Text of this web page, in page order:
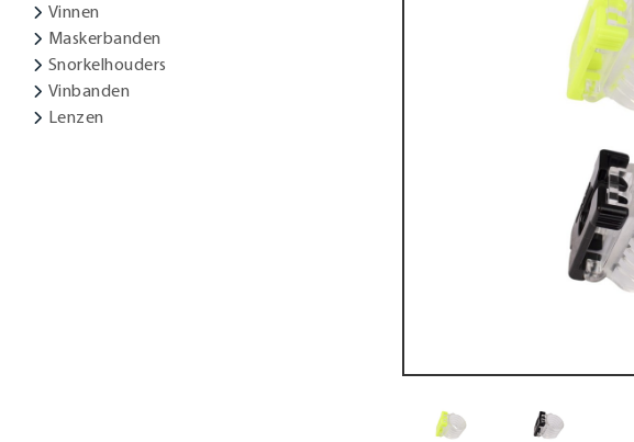
Vinnen
Maskerbanden
Snorkelhouders
Vinbanden
Lenzen